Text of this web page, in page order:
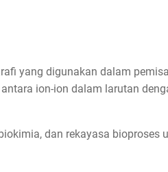
yang digunakan dalam
ion-ion dalam larutan
dan rekayasa bioproses